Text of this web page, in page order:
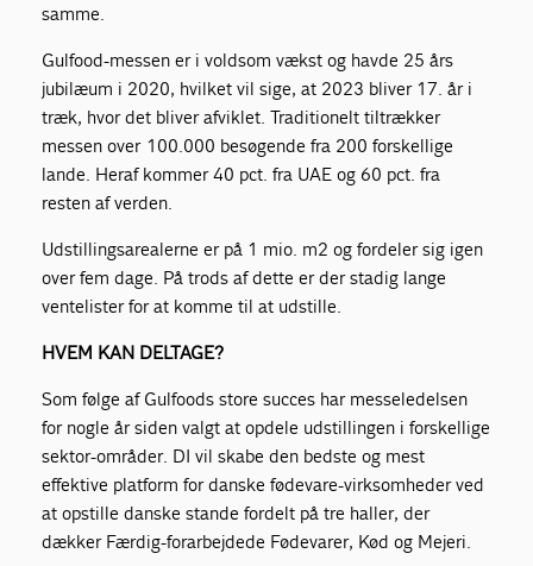
samme.
Gulfood-messen er i voldsom vækst og havde 25 års
jubilæum i 2020, hvilket vil sige, at 2023 bliver 17. år i
træk, hvor det bliver afviklet. Traditionelt tiltrækker
messen over 100.000 besøgende fra 200 forskellige
lande. Heraf kommer 40 pct. fra UAE og 60 pct. fra
resten af verden.
Udstillingsarealerne er på 1 mio. m2 og fordeler sig igen
over fem dage. På trods af dette er der stadig lange
ventelister for at komme til at udstille.
HVEM KAN DELTAGE?
Som følge af Gulfoods store succes har messeledelsen
for nogle år siden valgt at opdele udstillingen i forskellige
sektor-områder. DI vil skabe den bedste og mest
effektive platform for danske fødevare-virksomheder ved
at opstille danske stande fordelt på tre haller, der
dækker Færdig-forarbejdede Fødevarer, Kød og Mejeri.